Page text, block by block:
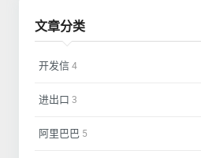
文章分类
开发信 4
进出口 3
阿里巴巴 5